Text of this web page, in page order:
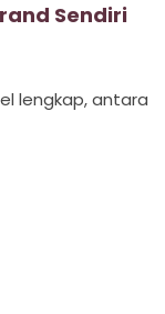
Sendiri
lengkap, antara